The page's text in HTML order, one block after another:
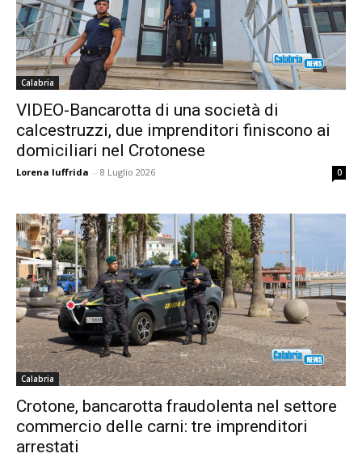
Calabria
VIDEO-Bancarotta di una società di
calcestruzzi, due imprenditori finiscono ai
domiciliari nel Crotonese
Lorena Iuffrida - 8 Luglio 2026 0
Calabria
Crotone, bancarotta fraudolenta nel settore
commercio delle carni: tre imprenditori
arrestati